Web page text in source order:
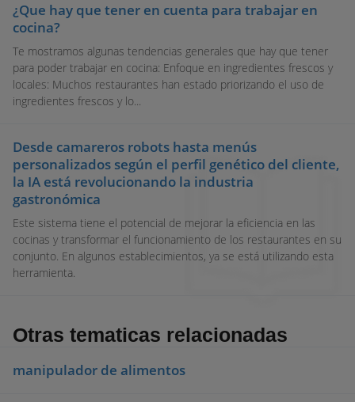
¿Que hay que tener en cuenta para trabajar en
cocina?
Te mostramos algunas tendencias generales que hay que tener
para poder trabajar en cocina: Enfoque en ingredientes frescos y
locales: Muchos restaurantes han estado priorizando el uso de
ingredientes frescos y lo...
Desde camareros robots hasta menús
personalizados según el perfil genético del cliente,
la IA está revolucionando la industria
gastronómica
Este sistema tiene el potencial de mejorar la eficiencia en las
cocinas y transformar el funcionamiento de los restaurantes en su
conjunto. En algunos establecimientos, ya se está utilizando esta
herramienta.
Otras tematicas relacionadas
manipulador de alimentos